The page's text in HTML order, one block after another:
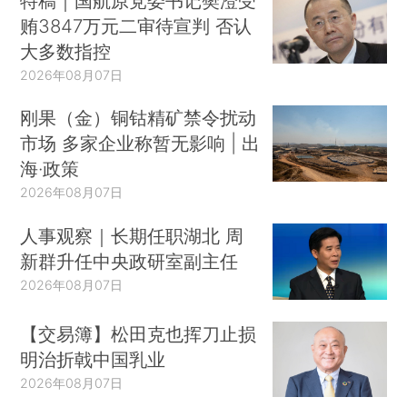
贿3847万元二审待宣判 否认
大多数指控
2026年08月07日
刚果（金）铜钴精矿禁令扰动
市场 多家企业称暂无影响 | 出
海·政策
2026年08月07日
人事观察｜长期任职湖北 周
新群升任中央政研室副主任
2026年08月07日
【交易簿】松田克也挥刀止损
明治折戟中国乳业
2026年08月07日